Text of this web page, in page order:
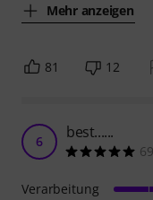
Mehr anzeigen
81 12
6 best......
Verarbeitung